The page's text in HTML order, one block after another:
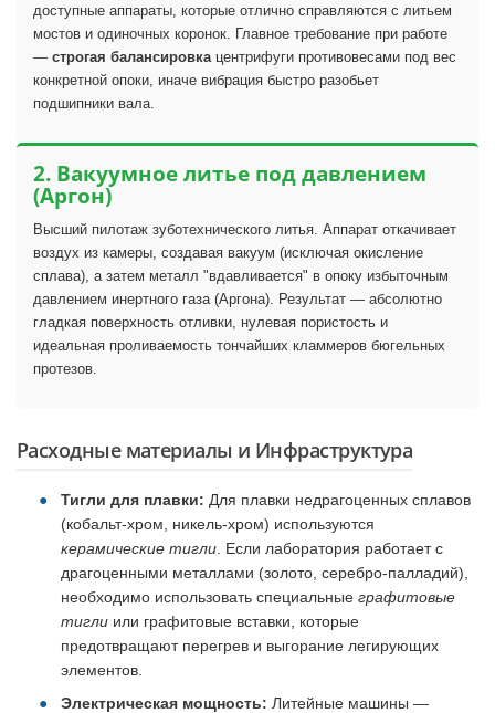
доступные аппараты, которые отлично справляются с литьем
мостов и одиночных коронок. Главное требование при работе
— строгая балансировка центрифуги противовесами под вес
конкретной опоки, иначе вибрация быстро разобьет
подшипники вала.
2. Вакуумное литье под давлением
(Аргон)
Высший пилотаж зуботехнического литья. Аппарат откачивает
воздух из камеры, создавая вакуум (исключая окисление
сплава), а затем металл "вдавливается" в опоку избыточным
давлением инертного газа (Аргона). Результат — абсолютно
гладкая поверхность отливки, нулевая пористость и
идеальная проливаемость тончайших кламмеров бюгельных
протезов.
Расходные материалы и Инфраструктура
Тигли для плавки: Для плавки недрагоценных сплавов
(кобальт-хром, никель-хром) используются
керамические тигли . Если лаборатория работает с
драгоценными металлами (золото, серебро-палладий),
необходимо использовать специальные графитовые
тигли или графитовые вставки, которые
предотвращают перегрев и выгорание легирующих
элементов.
Электрическая мощность: Литейные машины —